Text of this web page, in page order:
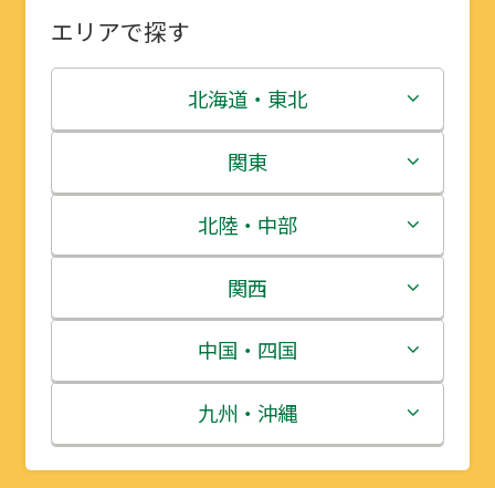
エリアで探す
北海道・東北
北海道
青森県
岩手県
宮城県
秋田県
山形県
関東
茨城県
栃木県
群馬県
埼玉県
千葉県
北陸・中部
新潟県
富山県
石川県
福井県
関西
三重県
滋賀県
京都府
中国・四国
鳥取県
島根県
九州・沖縄
福岡県